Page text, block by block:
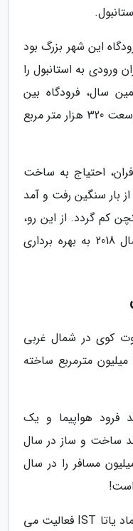
فرودگاه این شهر بزرگ بود
ورودی به استانبول را
سال، فرودگاه بین
المللی صبیحا گوکچن در زمینی به وسعت 320 هزار متر مربع
احتیاج به ساخت
بار سنگین رفت و آمد
کم گردد. از این رو،
فرودگاه نو استانبول در ماه اکتبر سال 2018 به بهره برداری
کوی در شمال غربی
استانبول و در زمینی به وسعت 77 میلیون مترمربع ساخته
در حال حاضر 5 باند فرود هواپیما و یک
ساخت و ساز در سال
ظرفیت پذیرش بیش از 200 میلیون مسافر را در سال
فرودگاه نو استانبول از سال 2019 با نماد یاتا IST فعالیت می